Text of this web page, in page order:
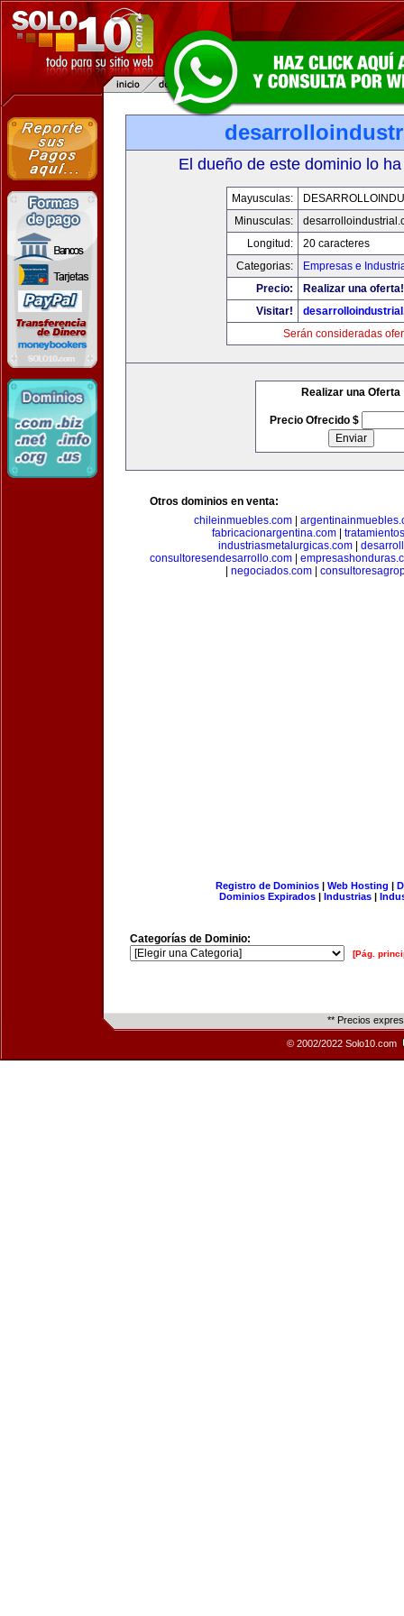
El dueño de este dominio lo
Mayusculas:
Minusculas:
Longitud:
20 caracteres
Categorias:
Empresas e
Precio:
Realizar una oferta!
Visitar!
Serán consideradas
Realizar una Oferta
Precio Ofrecido $
Otros dominios en venta:
chileinmuebles.com
fabricacionargentina.com|
industriasmetalurgicas.com|
consultoresendesarrollo.com
negociados.com|
Registro de Dominios| Web Hosting |
Dominios Expirados | Industrias |
Categorías de Dominio:
[Pág.
** Precios
© 2002/2022 Solo10.com